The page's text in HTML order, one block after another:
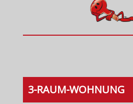
3-RAUM-WOHNUNG